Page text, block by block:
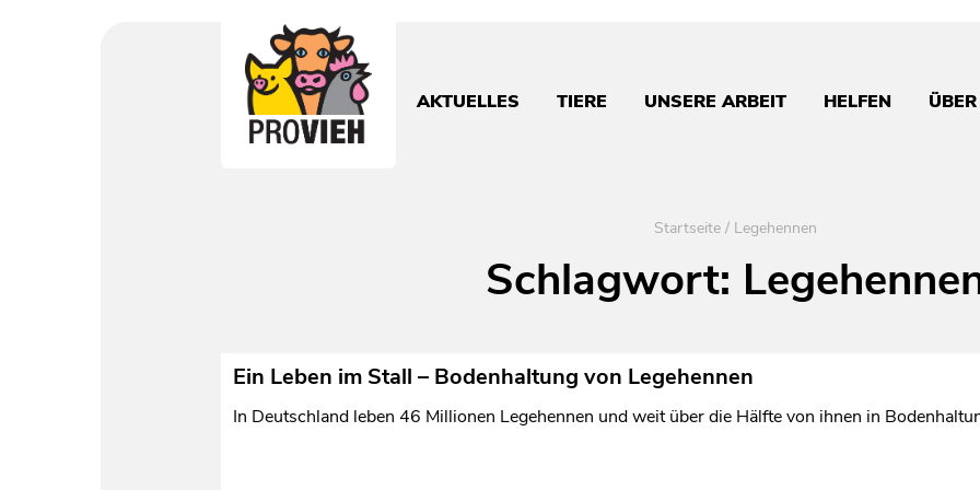
leben.AKTUELLES TIERE UNSERE ARBEIT HELFEN
Startseite/ Legehennen
Schlagwort:
Ein Leben im Stall – Bodenhaltung von Legehennen
In Deutschland leben 46 Millionen Legehennen und weit über die Hälfte von ihnen in